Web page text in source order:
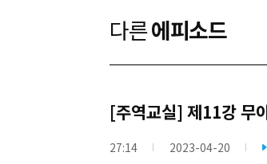
다른에피소드
[주역교실] 제11강 무
27:14 2023-04-20